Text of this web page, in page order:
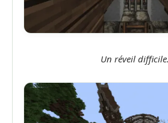
Un réveil difficile.